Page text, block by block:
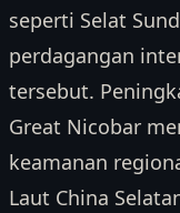
seperti Selat
perdagangan
tersebut.
Great Nicobar
keamanan
Laut China